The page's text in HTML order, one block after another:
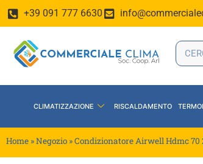
+39 091 777 6630
CLIMATIZZAZIONE RISCALDAMENTO
Home »Negozio »Condizionatore Airwell Hdmc 70